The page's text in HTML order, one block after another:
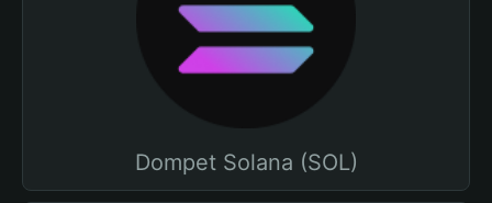
Dompet Solana (SOL)